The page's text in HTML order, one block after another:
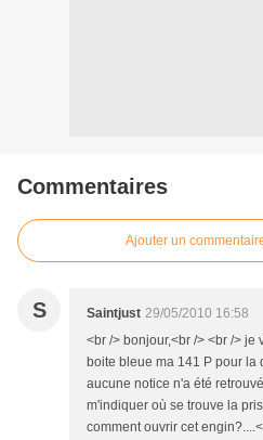
Commentaires
Ajouter un
S Saintjust 29/05/2010 16:58
<br /> bonjour,<br /> <br />
boite bleue ma 141 P pour la
aucune notice n'a été
m'indiquer où se trouve la
comment ouvrir cet